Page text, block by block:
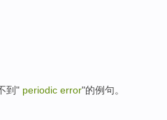
到" periodic error"的例句。